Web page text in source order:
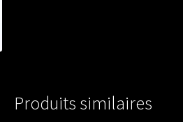
Produits similaires